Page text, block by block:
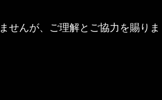
せんが、ご理解とご協力を賜りま